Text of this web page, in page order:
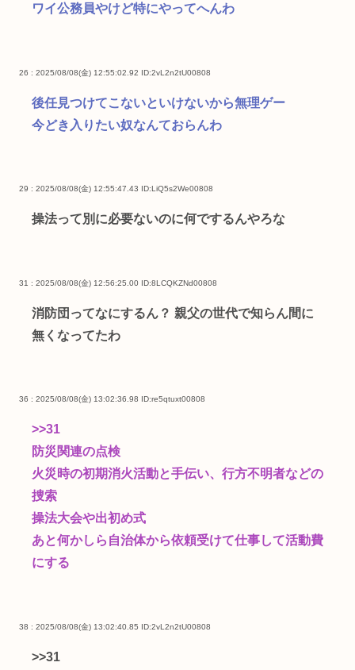
ワイ公務員やけど特にやってへんわ
26 : 2025/08/08(金) 12:55:02.92 ID:2vL2n2tU00808
後任見つけてこないといけないから無理ゲー
今どき入りたい奴なんておらんわ
29 : 2025/08/08(金) 12:55:47.43 ID:LiQ5s2We00808
操法って別に必要ないのに何でするんやろな
31 : 2025/08/08(金) 12:56:25.00 ID:8LCQKZNd00808
消防団ってなにするん？ 親父の世代で知らん間に
無くなってたわ
36 : 2025/08/08(金) 13:02:36.98 ID:re5qtuxt00808
>>31
防災関連の点検
火災時の初期消火活動と手伝い、行方不明者などの
捜索
操法大会や出初め式
あと何かしら自治体から依頼受けて仕事して活動費
にする
38 : 2025/08/08(金) 13:02:40.85 ID:2vL2n2tU00808
>>31